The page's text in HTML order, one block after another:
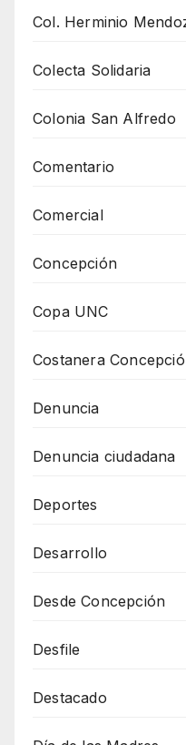
Col. Herminio
Colecta Solidaria
Colonia San Alfredo
Comentario
Comercial
Concepción
Copa UNC
Costanera
Denuncia
Denuncia ciudadana
Deportes
Desarrollo
Desde Concepción
Desfile
Destacado